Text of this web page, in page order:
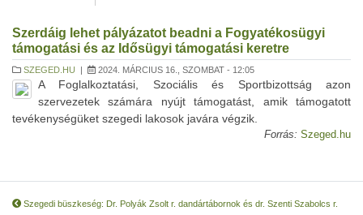
Szerdáig lehet pályázatot beadni a Fogyatékosügyi
támogatási és az Idősügyi támogatási keretre
SZEGED.HU | 2024. MÁRCIUS 16., SZOMBAT - 12:05
A Foglalkoztatási, Szociális és Sportbizottság azon
szervezetek számára nyújt támogatást, amik támogatott
tevékenységüket szegedi lakosok javára végzik.
Forrás: Szeged.hu
Szegedi büszkeség: Dr. Polyák Zsolt r. dandártábornok és dr. Szenti Szabolcs r.